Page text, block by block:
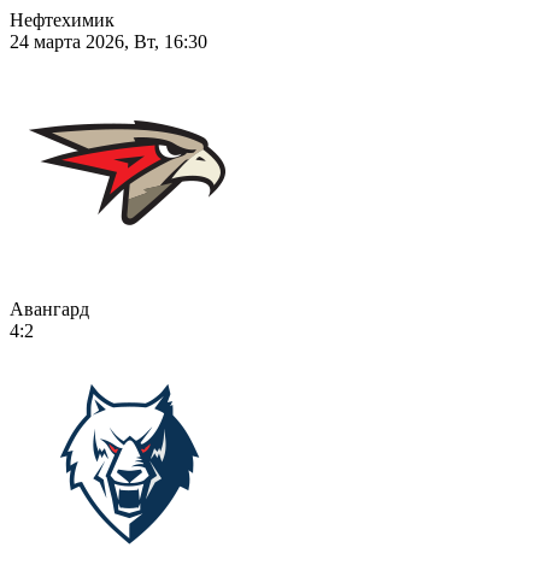
Нефтехимик
24 марта 2026, Вт, 16:30
Авангард
4:2